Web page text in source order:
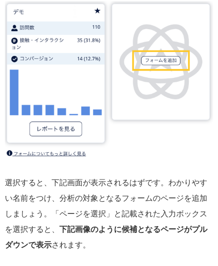
選択すると、下記画面が表示されるはずです。わかりやす
い名前をつけ、分析の対象となるフォームのページを追加
しましょう。「ページを選択」と記載された入力ボックス
を選択すると、 下記画像のように候補となるページがプル
ダウンで表示されます。